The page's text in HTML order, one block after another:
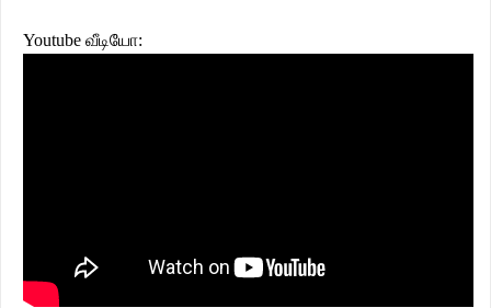
Youtube வீடியோ: